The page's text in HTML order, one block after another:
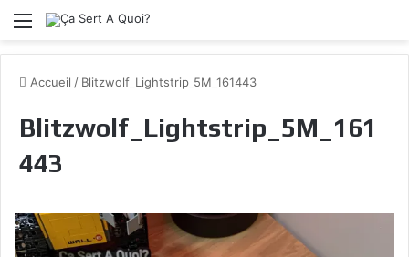
Menu
Accueil / Blitzwolf_Lightstrip_5M_161443
Blitzwolf_Lightstrip_5M_161
443